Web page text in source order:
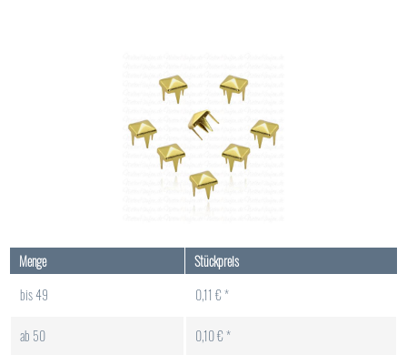
Menge
Stückpreis
bis49 0,11 € *
ab 50 0,10 € *